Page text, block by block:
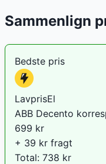
Sammenlign
Bedste pris
LavprisEl
ABB Decento
699 kr
+ 39 kr fragt
Total: 738 kr